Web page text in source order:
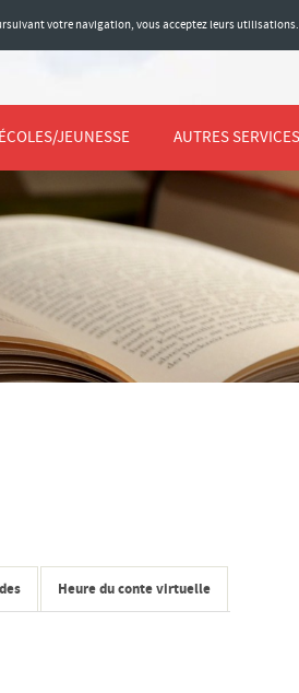
votre navigation, vous acceptez leurs
ÉCOLES/JEUNESSE AUTRES SERVICES
Heure du conte virtuelle